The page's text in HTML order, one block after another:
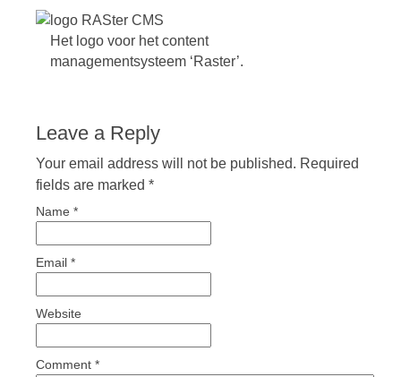
Het logo voor het content
managementsysteem ‘Raster’.
Leave a Reply
Your email address will not be published. Required
fields are marked *
Name *
Email *
Website
Comment *